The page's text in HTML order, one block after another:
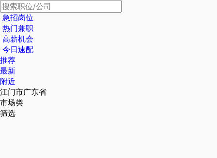
急招岗位
热门兼职
高薪机会
今日速配
推荐
最新
附近
江门市广东省
市场类
筛选